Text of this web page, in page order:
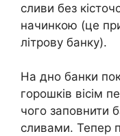
сливи без
начинкою (це
літрову банку).
На дно банки
горошків вісім
чого заповнити
сливами. Тепер